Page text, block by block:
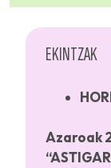
EKINTZAK
Azaroak